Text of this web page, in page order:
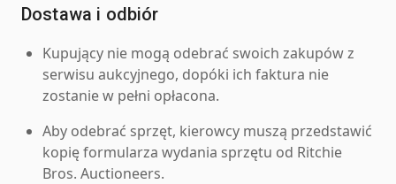
Dostawa i odbiór
Kupujący nie mogą odebrać swoich zakupów z
serwisu aukcyjnego, dopóki ich faktura nie
zostanie w pełni opłacona.
Aby odebrać sprzęt, kierowcy muszą przedstawić
kopię formularza wydania sprzętu od Ritchie
Bros. Auctioneers.